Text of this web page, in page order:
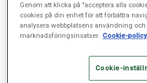
Genom att klicka på "acceptera alla
cookies på din enhet för att förbättra
analysera webbplatsens användning och
marknadsföringsinsatser. Cookie-policy
Cookie-